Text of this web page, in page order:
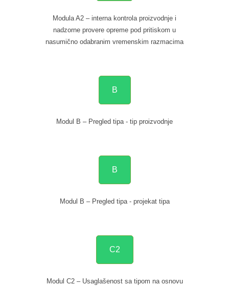
Modula A2 – interna kontrola proizvodnje i
nadzorne provere opreme pod pritiskom u
nasumično odabranim vremenskim razmacima
B
Modul B – Pregled tipa - tip proizvodnje
B
Modul B – Pregled tipa - projekat tipa
C2
Modul C2 – Usaglašenost sa tipom na osnovu